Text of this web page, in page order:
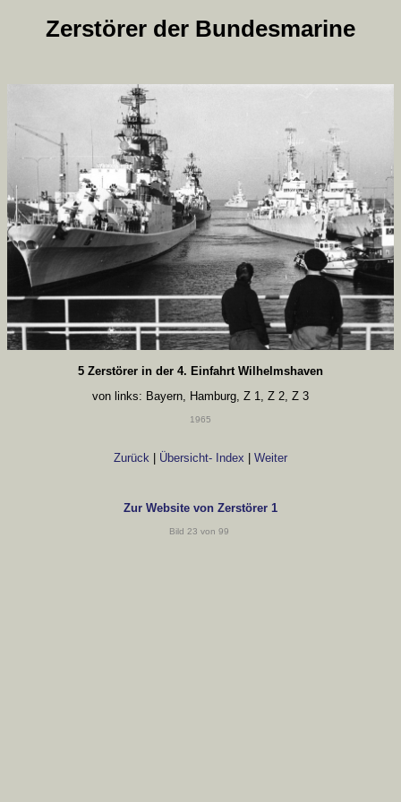
Zerstörer der Bundesmarine
5 Zerstörer in der 4. Einfahrt Wilhelmshaven
von links: Bayern, Hamburg, Z 1, Z 2, Z 3
1965
Zurück | Übersicht- Index | Weiter
Zur Website von Zerstörer 1
Bild 23 von 99